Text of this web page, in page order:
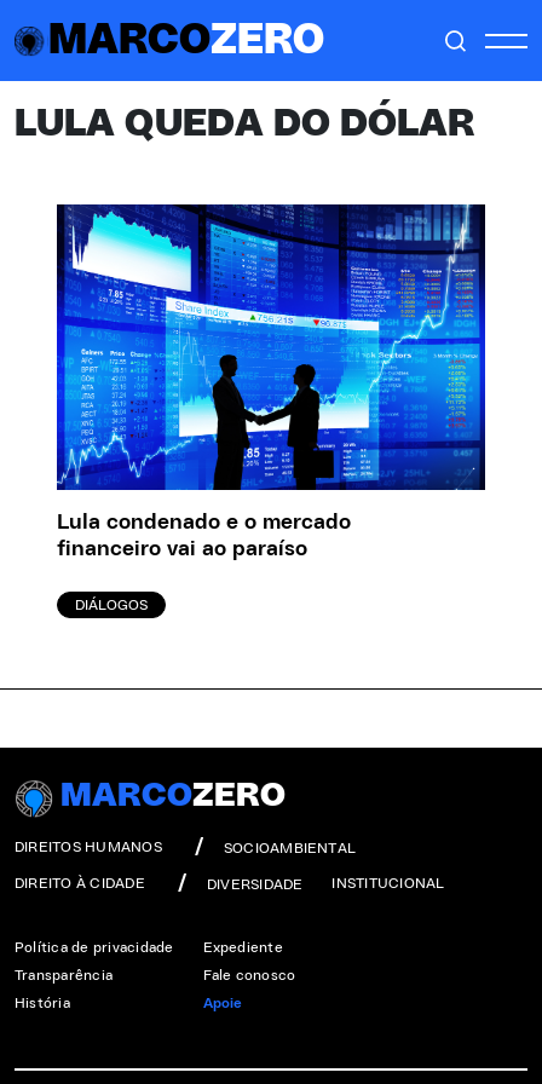
MARCOZERO
LULA QUEDA DO DÓLAR
Lula condenado e o mercado
financeiro vai ao paraíso
DIÁLOGOS
MARCOZERO
DIREITOS HUMANOS SOCIOAMBIENTAL
DIREITO À CIDADE DIVERSIDADE INSTITUCIONAL
Política de privacidade
Transparência
História
Expediente
Fale conosco
Apoie